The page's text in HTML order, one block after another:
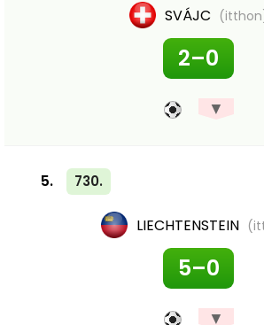
SVÁJC
2–0
▼
5. 730.
LIECHTENSTEIN
5–0
▼